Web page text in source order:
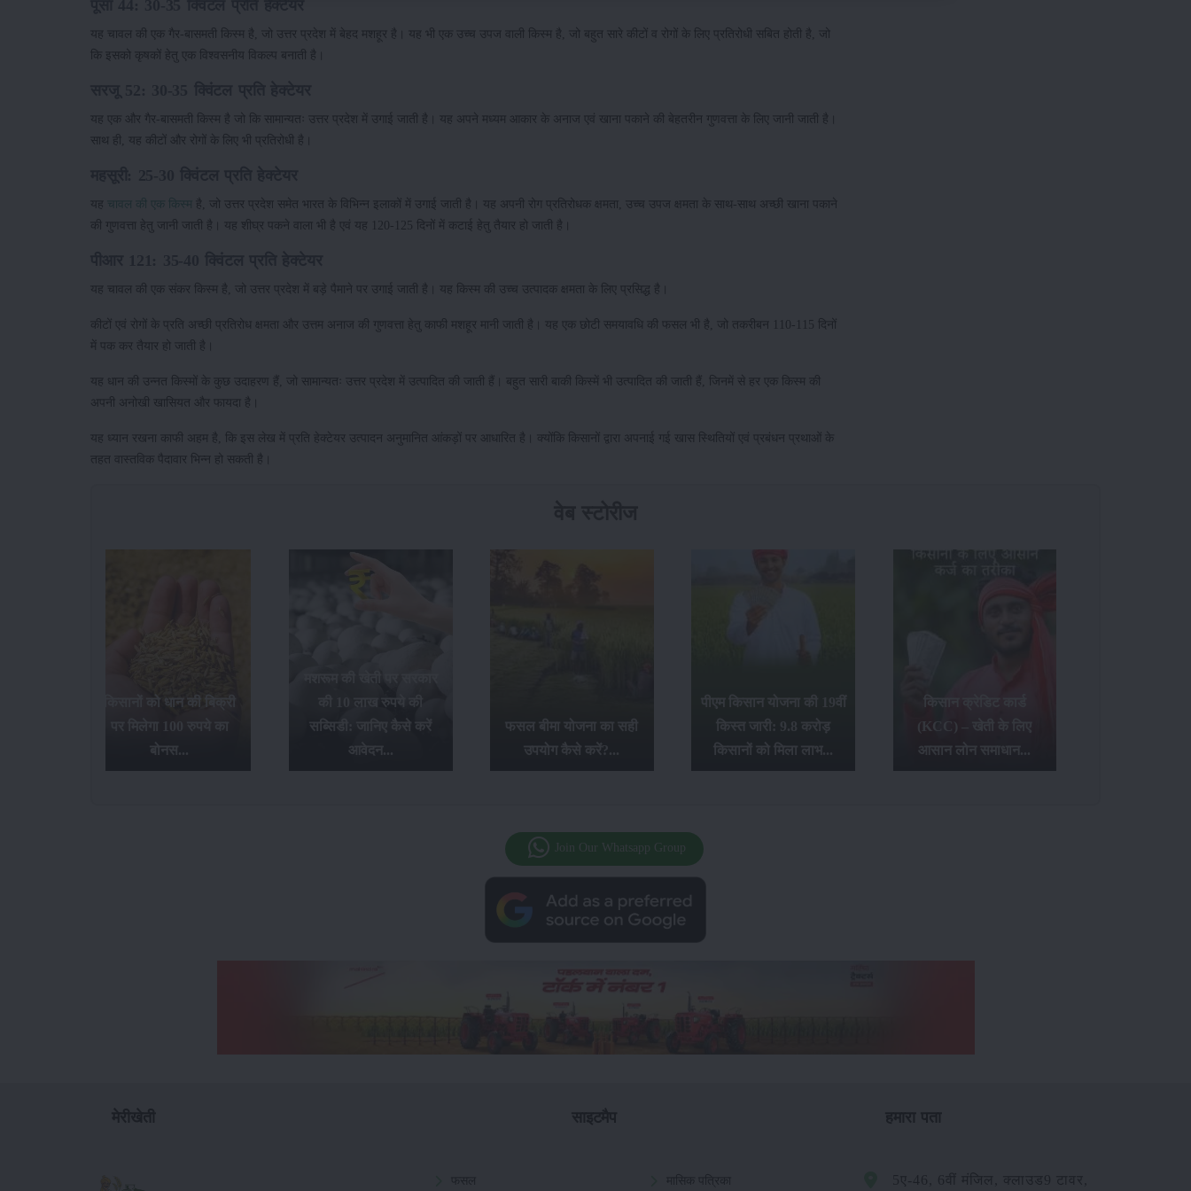
यह चावल की एक गैर-बासमती किस्म है, जो उत्तर प्रदेश में बेहद मशहूर है। यह भी एक उच्च उपज वाली किस्म है, जो बहुत सारे कीटों व रोगों के लिए प्रतिरोधी सबित होती है, जो
कि इसको कृषकों हेतु एक विश्वसनीय विकल्प बनाती है।
यह एक और गैर-बासमती किस्म है जो कि सामान्यतः उत्तर प्रदेश में उगाई जाती है। यह अपने मध्यम आकार के अनाज एवं खाना पकाने की बेहतरीन गुणवत्ता के लिए जानी जाती है।
साथ ही, यह कीटों और रोगों के लिए भी प्रतिरोधी है।
यह चावल की एक किस्म
है, जो उत्तर प्रदेश समेत भारत के विभिन्न इलाकों में उगाई जाती है। यह अपनी रोग प्रतिरोधक क्षमता, उच्च उपज क्षमता के साथ-साथ अच्छी खाना पकाने
की गुणवत्ता हेतु जानी जाती है। यह शीघ्र पकने वाला भी है एवं यह 120-125 दिनों में कटाई हेतु तैयार हो जाती है।
यह चावल की एक संकर किस्म है, जो उत्तर प्रदेश में बड़े पैमाने पर उगाई जाती है। यह किस्म की उच्च उत्पादक क्षमता के लिए प्रसिद्ध है।
कीटों एवं रोगों के प्रति अच्छी प्रतिरोध क्षमता और उत्तम अनाज की गुणवत्ता हेतु काफी मशहूर मानी जाती है। यह एक छोटी समयावधि की फसल भी है, जो तकरीबन 110-115 दिनों
में पक कर तैयार हो जाती है।
यह धान की उन्नत किस्मों के कुछ उदाहरण हैं, जो सामान्यतः उत्तर प्रदेश में उत्पादित की जाती हैं। बहुत सारी बाकी किस्में भी उत्पादित की जाती हैं, जिनमें से हर एक किस्म की
अपनी अनोखी खासियत और फायदा है।
यह ध्यान रखना काफी अहम है, कि इस लेख में प्रति हेक्टेयर उत्पादन अनुमानित आंकड़ों पर आधारित है। क्योंकि किसानों द्वारा अपनाई गई खास स्थितियों एवं प्रबंधन प्रथाओं के
तहत वास्तविक पैदावार भिन्न हो सकती है।
किसानों को धान की बिक्री
बोनस...
की 10 लाख रुपये की
सब्सिडी: जानिए कैसे करें
आवेदन...
फसल बीमा योजना का सही
उपयोग कैसे करें?...
पीएम किसान योजना की 19वीं
किस्त जारी: 9.8 करोड़
किसानों को मिला लाभ...
किसान क्रेडिट कार्ड
(KCC) – खेती के लिए
आसान लोन समाधान...
Join Our Whatsapp Group